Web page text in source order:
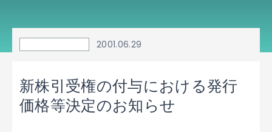
2001.06.29
新株引受権の付与における発行
価格等決定のお知らせ